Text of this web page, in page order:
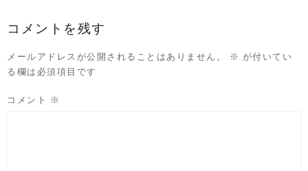
コメントを残す
メールアドレスが公開されることはありません。 ※
が付いてい
る欄は必須項目です
コメント ※